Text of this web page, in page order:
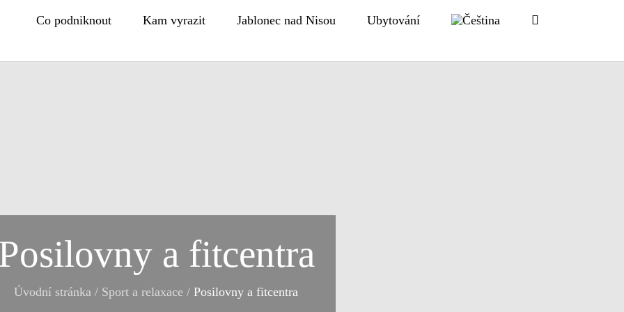
Co podniknout Kam vyrazit Jablonec nad Nisou Ubytování
a fitcentra
Úvodní stránka / Sport a relaxace / Posilovny a fitcentra